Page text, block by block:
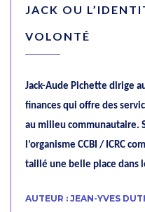
JACK OU
VOLONTÉ
Jack-Aude Pichette dirige
finances qui offre des
au milieu communautaire.
l’organisme CCBI / ICRC
taillé une belle place dans
AUTEUR : JEAN-YVES